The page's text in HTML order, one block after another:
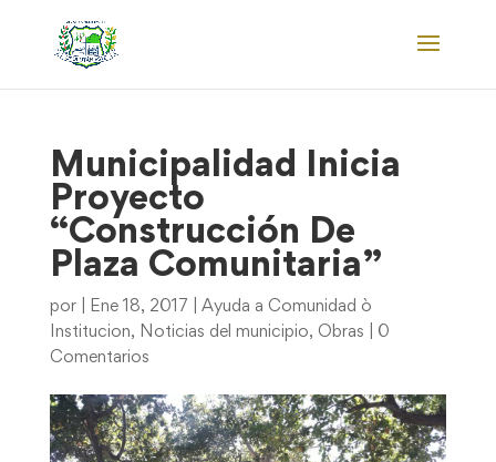
Municipalidad Inicia
Proyecto
“Construcción De
Plaza Comunitaria”
por Ene 18, 2017
Ayuda a Comunidad ò
Institucion, Noticias del municipio, Obras
0
Comentarios